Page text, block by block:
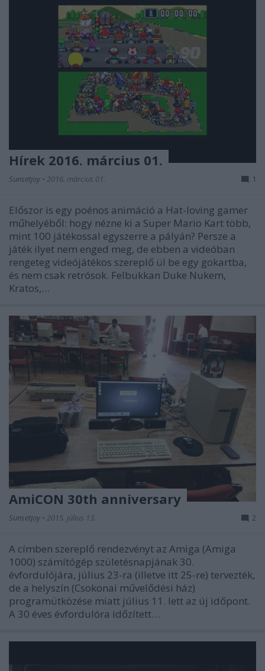
Hírek 2016. március 01.
Sunsetjoy • 2016. március 01. 1
Előszor is egy poénos animáció a Hat-loving gamer
műhelyéből: hogy nézne ki a Super Mario Kart több,
mint 100 játékossal egyszerre a pályán? Persze a
játék ilyet nem enged meg, de ebben a videóban
rengeteg videójátékos szereplő ül be egy gokartba,
és nem csak retrósok. Felbukkan Duke Nukem,
Kratos,…
AmiCON 30th anniversary
Sunsetjoy • 2015. július 13. 2
A címben szereplő rendezvényt az Amiga (Amiga
1000) számítógép születésnapjának 30.
évfordulójára, július 23-ra (illetve itt 25-re) tervezték,
de a helyszín (Csokonai művelődési ház)
programütközése miatt július 11. lett az új időpont.
A 30 éves évfordulóra időzített…